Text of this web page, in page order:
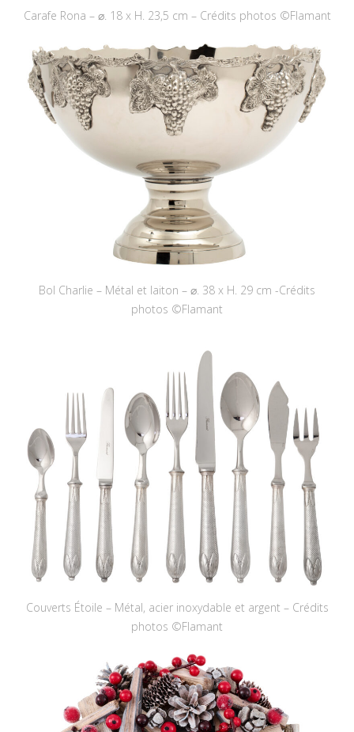
Carafe Rona – ⌀. 18 x H. 23,5 cm – Crédits photos ©Flamant
Bol Charlie – Métal et laiton – ⌀. 38 x H. 29 cm -Crédits
photos ©Flamant
Couverts Étoile – Métal, acier inoxydable et argent – Crédits
photos ©Flamant